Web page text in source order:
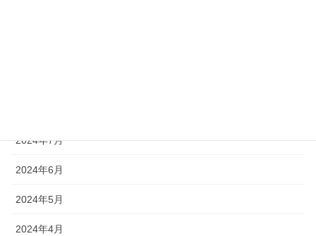
2024年7月
2024年6月
2024年5月
2024年4月